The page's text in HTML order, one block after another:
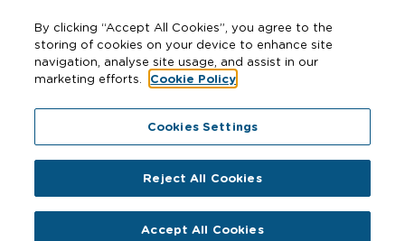
Gréasán Bus Nua atá deartha dá bhfuil i ndán do
Chorcaigh
By clicking “Accept All Cookies”, you agree to the
storing of cookies on your device to enhance site
navigation, analyse site usage, and assist in our
marketing efforts.
Cookie Policy
Cookies Settings
Reject All Cookies
Accept All Cookies